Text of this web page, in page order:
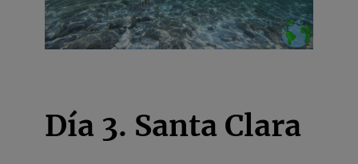
Día 3. Santa Clara